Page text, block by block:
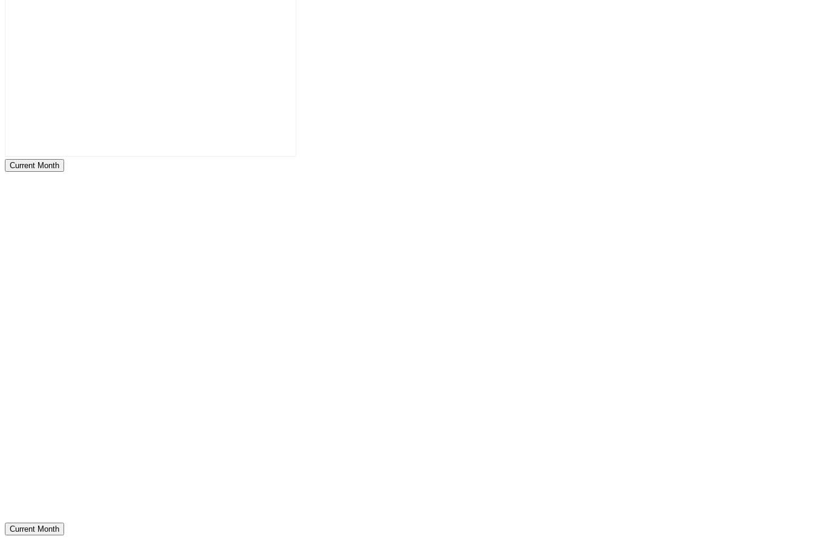
Current Month
Current Month